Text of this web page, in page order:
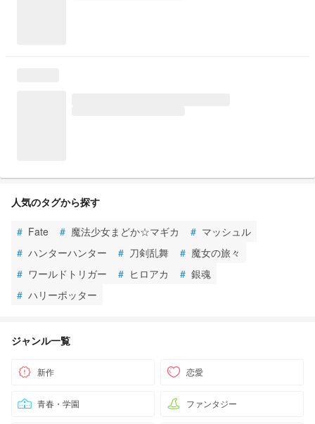
人気のタグから探す
# Fate # 魔法少女まどか☆マギカ # マッシュル
# ハンターハンター # 刀剣乱舞 # 魔女の旅々
# ワールドトリガー # ヒロアカ # 銀魂
# ハリーポッター
ジャンル一覧
新作 恋愛
青春・学園 ファンタジー